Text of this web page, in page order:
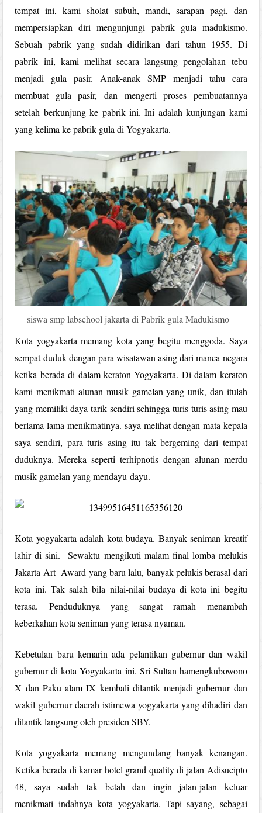
tempat ini, kami sholat subuh, mandi, sarapan pagi, dan
mempersiapkan diri mengunjungi pabrik gula madukismo.
Sebuah pabrik yang sudah didirikan dari tahun 1955. Di
pabrik ini, kami melihat secara langsung pengolahan tebu
menjadi gula pasir. Anak-anak SMP menjadi tahu cara
membuat gula pasir, dan mengerti proses pembuatannya
setelah berkunjung ke pabrik ini. Ini adalah kunjungan kami
yang kelima ke pabrik gula di Yogyakarta.
siswa smp labschool jakarta di Pabrik gula Madukismo
Kota yogyakarta memang kota yang begitu menggoda. Saya
sempat duduk dengan para wisatawan asing dari manca negara
ketika berada di dalam keraton Yogyakarta. Di dalam keraton
kami menikmati alunan musik gamelan yang unik, dan itulah
yang memiliki daya tarik sendiri sehingga turis-turis asing mau
berlama-lama menikmatinya. saya melihat dengan mata kepala
saya sendiri, para turis asing itu tak bergeming dari tempat
duduknya. Mereka seperti terhipnotis dengan alunan merdu
musik gamelan yang mendayu-dayu.
Kota yogyakarta adalah kota budaya. Banyak seniman kreatif
lahir di sini. Sewaktu mengikuti malam final lomba melukis
Jakarta Art Award yang baru lalu, banyak pelukis berasal dari
kota ini. Tak salah bila nilai-nilai budaya di kota ini begitu
terasa. Penduduknya yang sangat ramah menambah
keberkahan kota seniman yang terasa nyaman.
Kebetulan baru kemarin ada pelantikan gubernur dan wakil
gubernur di kota Yogyakarta ini. Sri Sultan hamengkubowono
X dan Paku alam IX kembali dilantik menjadi gubernur dan
wakil gubernur daerah istimewa yogyakarta yang dihadiri dan
dilantik langsung oleh presiden SBY.
Kota yogyakarta memang mengundang banyak kenangan.
Ketika berada di kamar hotel grand quality di jalan Adisucipto
48, saya sudah tak betah dan ingin jalan-jalan keluar
menikmati indahnya kota yogyakarta. Tapi sayang, sebagai